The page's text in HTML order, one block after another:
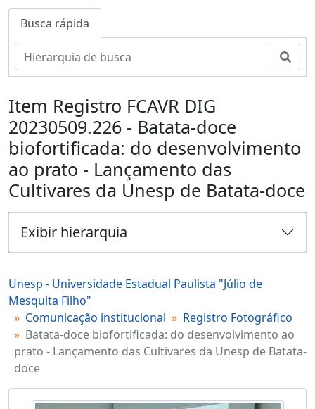
Busca rápida
Item Registro FCAVR DIG
20230509.226 - Batata-doce
biofortificada: do desenvolvimento
ao prato - Lançamento das
Cultivares da Unesp de Batata-doce
Exibir hierarquia
Unesp - Universidade Estadual Paulista "Júlio de
Mesquita Filho"
Comunicação institucional
Registro Fotográfico
Batata-doce biofortificada: do desenvolvimento ao
prato - Lançamento das Cultivares da Unesp de Batata-
doce